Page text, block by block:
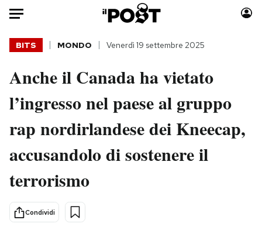
Auto
HOME
Mondo
Politica
Tecnologia
Scienza
Economia
Moda
Consumismi
Storie/Idee
BITS MONDO Venerdì 19 settembre 2025
Anche il Canada ha vietato
l’ingresso nel paese al gruppo
rap nordirlandese dei Kneecap,
accusandolo di sostenere il
terrorismo
Condividi